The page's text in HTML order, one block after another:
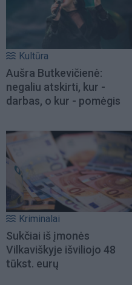
Kultūra
Aušra Butkevičienė:
negaliu atskirti, kur -
darbas, o kur - pomėgis
Kriminalai
Sukčiai iš įmonės
Vilkaviškyje išviliojo 48
tūkst. eurų